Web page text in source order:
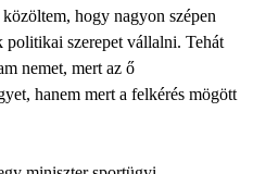
hogy nagyon szépen
politikai szerepet vállalni. Tehát
nemet, mert az ő
hanem mert a felkérés mögött